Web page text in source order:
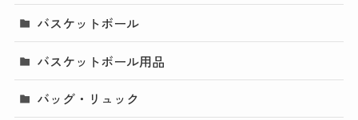
バスケットボール
バスケットボール用品
バッグ・リュック